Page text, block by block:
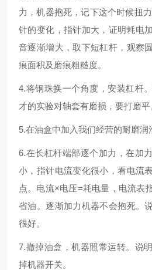
力，机器抱死，记下这个时候扭
针的变化，指针加大，证明耗电
音逐渐增大，取下短杠杆，观察
痕面积及磨痕粗糙度。
4.将钢珠换一个角度，安装杠杆
才的实验对轴套有磨损，要打磨平
5.在油盒中加入我们经营的耐磨润
6.在长杠杆端部逐个加力，在加
小，指针电流变化很小，看电流
点。电流×电压=耗电量，电流表
省油。逐渐加力机器不会抱死。
很好。
7.撤掉油盒，机器照常运转。说
掉机器开关。